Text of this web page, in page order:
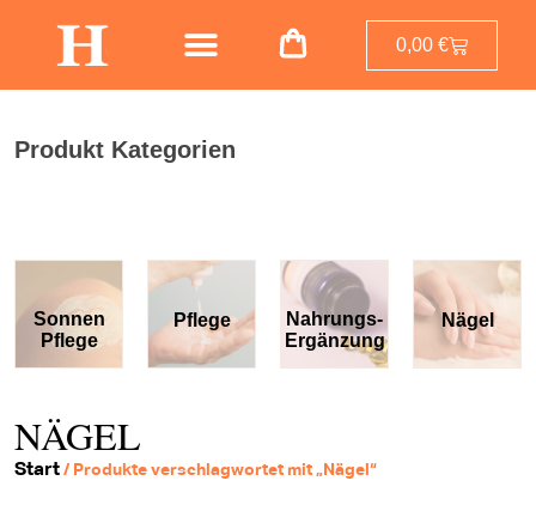
0,00€
Produkt Kategorien
Sonnen
Pflege
Pflege
Nahrungs-
Ergänzung
Nägel
NÄGEL
Start/ Produkte verschlagwortet mit „Nägel“